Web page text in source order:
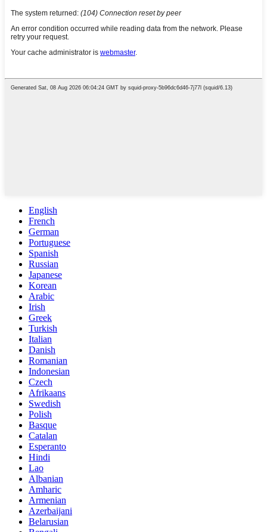
English
French
German
Portuguese
Spanish
Russian
Japanese
Korean
Arabic
Irish
Greek
Turkish
Italian
Danish
Romanian
Indonesian
Czech
Afrikaans
Swedish
Polish
Basque
Catalan
Esperanto
Hindi
Lao
Albanian
Amharic
Armenian
Azerbaijani
Belarusian